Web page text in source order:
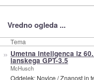
Vredno ogleda ...
Tema
» Umetna inteligenca iz
lanskega GPT-3.5
McHusch
Oddelek: Novice/Znanost in